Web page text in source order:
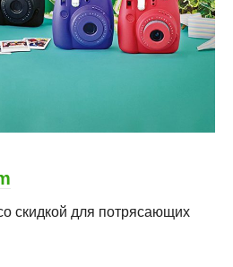
скидкой для потрясающих